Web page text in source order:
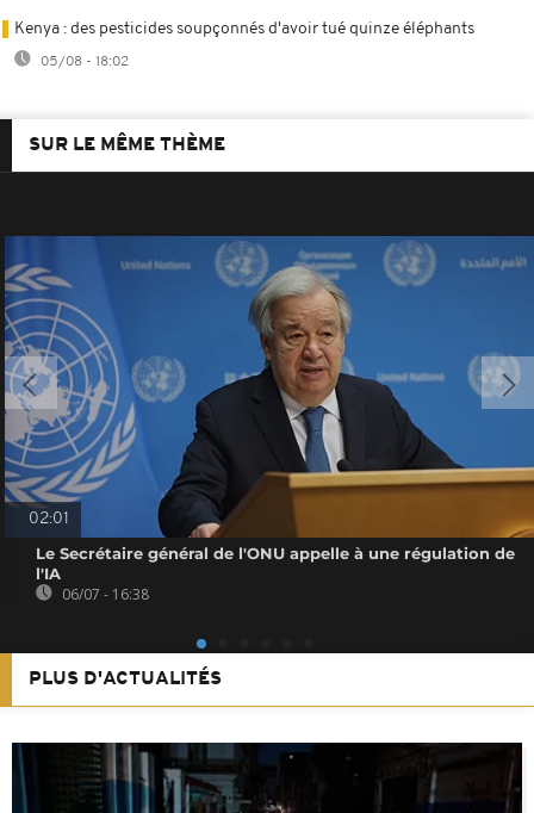
Kenya : des pesticides soupçonnés d'avoir tué quinze éléphants
05/08 - 18:02
SUR LE MÊME THÈME
02:01
Le Secrétaire général de l'ONU appelle à une régulation de
l'IA
06/07 - 16:38
PLUS D'ACTUALITÉS